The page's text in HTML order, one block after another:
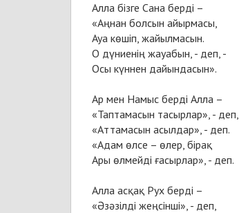
Алла бізге Сана берді –
«Аңнан болсын айырмасы,
Ауа көшіп, жайылмасын.
О дүниенің жауабын, - деп, -
Осы күннен дайындасын».
Ар мен Намыс берді Алла –
«Таптамасын тасырлар», - деп,
«Аттамасын асылдар», - деп.
«Адам өлсе – өлер, бірақ
Ары өлмейді ғасырлар», - деп.
Алла асқақ Рух берді –
«Әзәзілді жеңсінші», - деп,